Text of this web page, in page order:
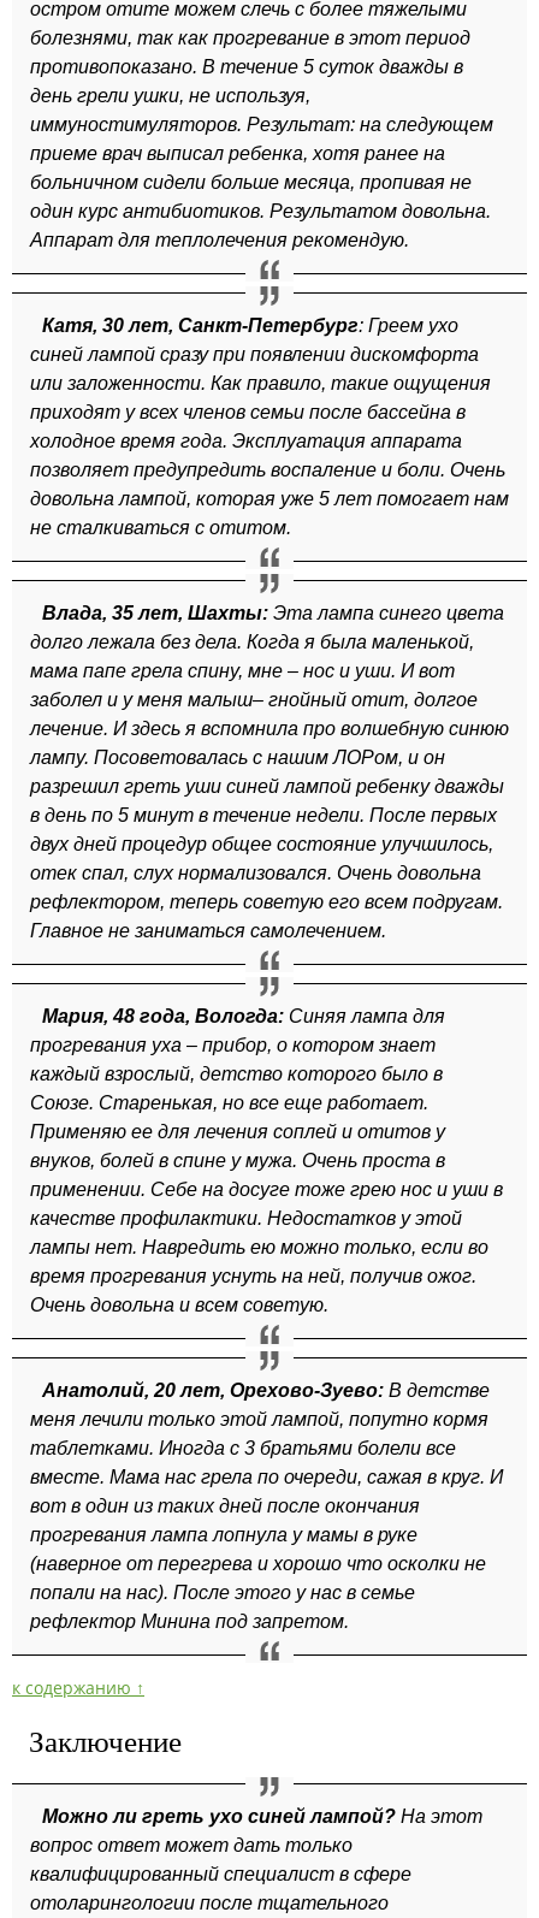
остром отите можем слечь с более тяжелыми
болезнями, так как прогревание в этот период
противопоказано. В течение 5 суток дважды в
день грели ушки, не используя,
иммуностимуляторов. Результат: на следующем
приеме врач выписал ребенка, хотя ранее на
больничном сидели больше месяца, пропивая не
один курс антибиотиков. Результатом довольна.
Аппарат для теплолечения рекомендую.
Катя, 30 лет, Санкт-Петербург: Греем ухо
синей лампой сразу при появлении дискомфорта
или заложенности. Как правило, такие ощущения
приходят у всех членов семьи после бассейна в
холодное время года. Эксплуатация аппарата
позволяет предупредить воспаление и боли. Очень
довольна лампой, которая уже 5 лет помогает нам
не сталкиваться с отитом.
Влада, 35 лет, Шахты: Эта лампа синего цвета
долго лежала без дела. Когда я была маленькой,
мама папе грела спину, мне – нос и уши. И вот
заболел и у меня малыш– гнойный отит, долгое
лечение. И здесь я вспомнила про волшебную синюю
лампу. Посоветовалась с нашим ЛОРом, и он
разрешил греть уши синей лампой ребенку дважды
в день по 5 минут в течение недели. После первых
двух дней процедур общее состояние улучшилось,
отек спал, слух нормализовался. Очень довольна
рефлектором, теперь советую его всем подругам.
Главное не заниматься самолечением.
Мария, 48 года, Вологда: Синяя лампа для
прогревания уха – прибор, о котором знает
каждый взрослый, детство которого было в
Союзе. Старенькая, но все еще работает.
Применяю ее для лечения соплей и отитов у
внуков, болей в спине у мужа. Очень проста в
применении. Себе на досуге тоже грею нос и уши в
качестве профилактики. Недостатков у этой
лампы нет. Навредить ею можно только, если во
время прогревания уснуть на ней, получив ожог.
Очень довольна и всем советую.
Анатолий, 20 лет, Орехово-Зуево: В детстве
меня лечили только этой лампой, попутно кормя
таблетками. Иногда с 3 братьями болели все
вместе. Мама нас грела по очереди, сажая в круг. И
вот в один из таких дней после окончания
прогревания лампа лопнула у мамы в руке
(наверное от перегрева и хорошо что осколки не
попали на нас). После этого у нас в семье
рефлектор Минина под запретом.
к содержанию ↑
Заключение
Можно ли греть ухо синей лампой? На этот
вопрос ответ может дать только
квалифицированный специалист в сфере
отоларингологии после тщательного